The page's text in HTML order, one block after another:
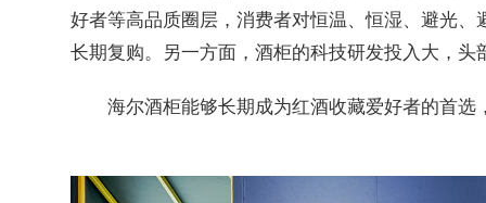
好者等高品质圈层，消费者对恒温、恒湿、避光
长期复购。另一方面，酒柜的科技研发投入大，
海尔酒柜能够长期成为红酒收藏爱好者的首